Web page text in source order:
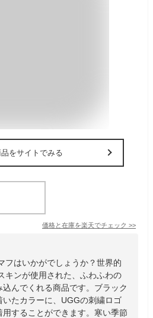
品をサイトでみる
価格と在庫を楽天でチェック >>
フはいかがでしょうか？世界的
キンが使用された、ふわふわの
んでくれる商品です。ブラック
いたカラーに、UGGの刺繍ロゴ
することができます。寒い季節